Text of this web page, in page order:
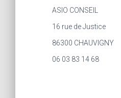
ASIO CONSEIL
16 rue de Justice
86300 CHAUVIGNY
06 03 83 14 68